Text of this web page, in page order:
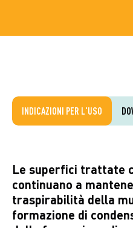
INDICAZIONI PER L'USO
Le superfici trattate
continuano a
traspirabilità della
formazione di